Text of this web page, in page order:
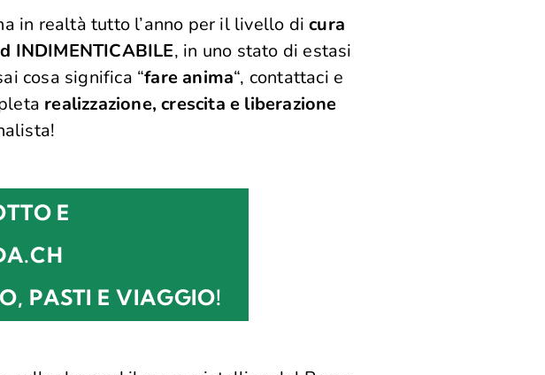
in realtà tutto l’anno per il livello dicura
INDIMENTICABILE, in uno stato di estasi
cosa significa “fare anima“, contattaci e
realizzazione, crescita e liberazione
E
PASTI E VIAGGIO!